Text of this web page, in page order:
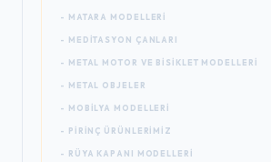
- MATARA MODELLERI
- MEDITASYON ÇANLARI
- METAL MOTOR VE BISIKLET MODELLERI
- METAL OBJELER
- MOBILYA MODELLERI
- PIRINÇ ÜRÜNLERIMIZ
- RÜYA KAPANI MODELLERI